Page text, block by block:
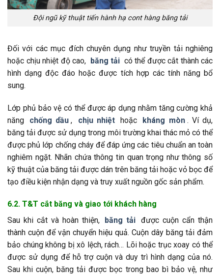
Đội ngũ kỹ thuật tiến hành hạ cont hàng băng tải
Đối với các mục đích chuyên dụng như truyền tải nghiêng
hoặc chịu nhiệt độ cao, băng tải có thể được cắt thành các
hình dạng độc đáo hoặc được tích hợp các tính năng bổ
sung.
Lớp phủ bảo vệ có thể được áp dụng nhằm tăng cường khả
năng
chống dầu , chịu nhiệt hoặc kháng mòn . Ví dụ,
băng tải được sử dụng trong môi trường khai thác mỏ có thể
được phủ lớp chống cháy để đáp ứng các tiêu chuẩn an toàn
nghiêm ngặt. Nhãn chứa thông tin quan trọng như thông số
kỹ thuật của băng tải được dán trên băng tải hoặc vỏ bọc để
tạo điều kiện nhận dạng và truy xuất nguồn gốc sản phẩm.
6.2. T&T cắt băng và giao tới khách hàng
Sau khi cắt và hoàn thiện,
băng tải được cuộn cẩn thận
thành cuộn để vận chuyển hiệu quả. Cuộn dây băng tải đảm
bảo chúng không bị xô lệch, rách… Lõi hoặc trục xoay có thể
được sử dụng để hỗ trợ cuộn và duy trì hình dạng của nó.
Sau khi cuộn, băng tải được bọc trong bao bì bảo vệ, như